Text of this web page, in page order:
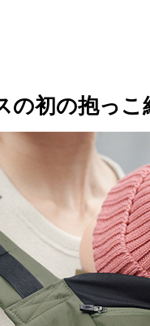
の初の抱っ